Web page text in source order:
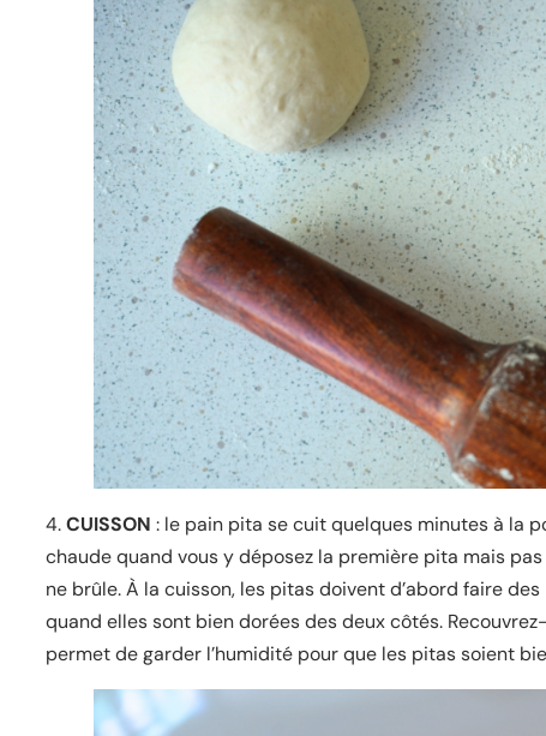
4.CUISSON : le pain pita se cuit quelques minutes à la
chaude quand vous y déposez la première pita mais
ne brûle. À la cuisson, les pitas doivent d’abord faire
quand elles sont bien dorées des deux côtés.
permet de garder l’humidité pour que les pitas soient